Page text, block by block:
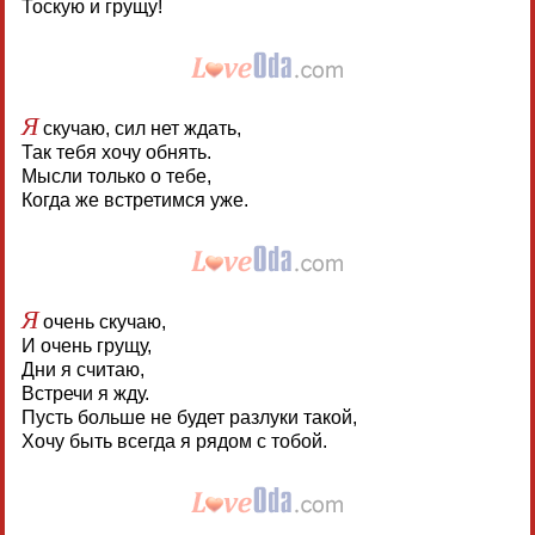
Тоскую и грущу!
Яскучаю, сил нет ждать,
Так тебя хочу обнять.
Мысли только о тебе,
Когда же встретимся уже.
Яочень скучаю,
И очень грущу,
Дни я считаю,
Встречи я жду.
Пусть больше не будет разлуки такой,
Хочу быть всегда я рядом с тобой.